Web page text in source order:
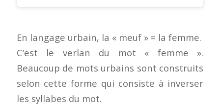
En langage urbain, la « meuf » = la femme.
C’est le verlan du mot « femme ».
Beaucoup de mots urbains sont construits
selon cette forme qui consiste à inverser
les syllabes du mot.